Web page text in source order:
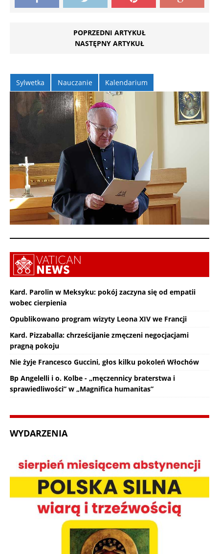
POPRZEDNI ARTYKUŁ
NASTĘPNY ARTYKUŁ
Sylwetka Nauczanie Kalendarium
Kard. Parolin w Meksyku: pokój zaczyna się od empatii
wobec cierpienia
Opublikowano program wizyty Leona XIV we Francji
Kard. Pizzaballa: chrześcijanie zmęczeni negocjacjami
pragną pokoju
Nie żyje Francesco Guccini, głos kilku pokoleń Włochów
Bp Angelelli i o. Kolbe - „męczennicy braterstwa i
sprawiedliwości” w „Magnifica humanitas”
WYDARZENIA